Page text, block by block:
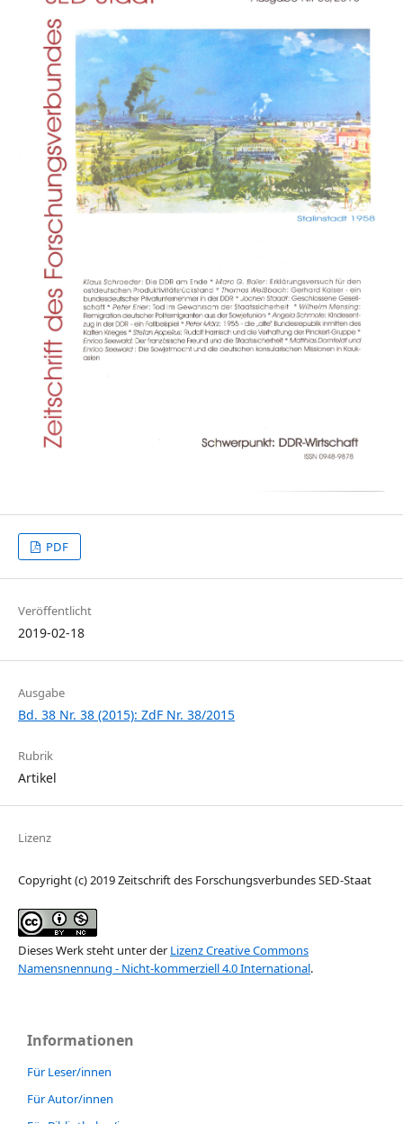
PDF
Veröffentlicht
2019-02-18
Ausgabe
Bd. 38 Nr. 38 (2015): ZdF Nr. 38/2015
Rubrik
Artikel
Lizenz
Copyright (c) 2019 Zeitschrift des Forschungsverbundes SED-Staat
Dieses Werk steht unter derLizenz Creative Commons
Namensnennung - Nicht-kommerziell 4.0 International.
Informationen
Für Leser/innen
Für Autor/innen